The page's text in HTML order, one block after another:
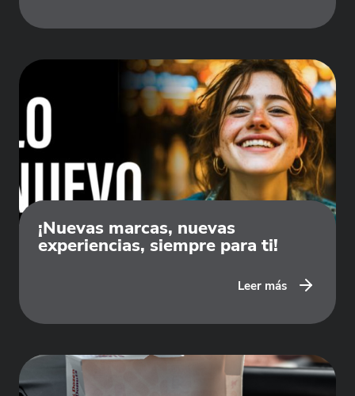
¡Nuevas marcas, nuevas
experiencias, siempre para ti!
Leer más